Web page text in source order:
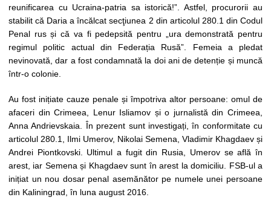
reunificarea cu Ucraina-patria sa istorică!”. Astfel, procurorii au
stabilit că Daria a încălcat secţiunea 2 din articolul 280.1 din Codul
Penal rus și că va fi pedepsită pentru „ura demonstrată pentru
regimul politic actual din Federația Rusă”. Femeia a pledat
nevinovată, dar a fost condamnată la doi ani de detenție și muncă
într-o colonie.
Au fost inițiate cauze penale și împotriva altor persoane: omul de
afaceri din Crimeea, Lenur Isliamov și o jurnalistă din Crimeea,
Anna Andrievskaia. În prezent sunt investigați, în conformitate cu
articolul 280.1, Ilmi Umerov, Nikolai Semena, Vladimir Khagdaev și
Andrei Piontkovski. Ultimul a fugit din Rusia, Umerov se află în
arest, iar Semena și Khagdaev sunt în arest la domiciliu. FSB-ul a
inițiat un nou dosar penal asemănător pe numele unei persoane
din Kaliningrad, în luna august 2016.